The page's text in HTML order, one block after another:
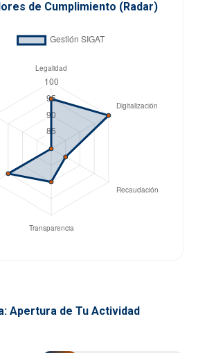
de Cumplimiento (Radar)
Apertura de Tu Actividad